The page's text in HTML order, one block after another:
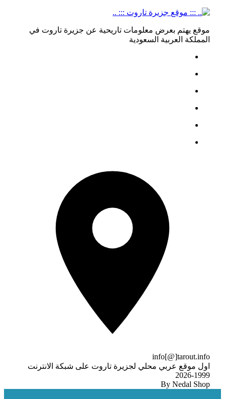
موقع يهتم بعرض معلومات تاريحية عن جزيرة تاروت في
المملكة العربية السعودية
info[@]tarout.info
اول موقع عربي محلي لجزيرة تاروت على شبكة الانترنت
1999-2026
By Nedal Shop